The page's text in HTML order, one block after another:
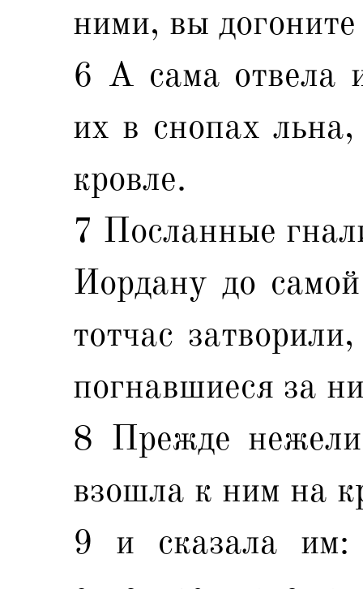
ними, вы
6 А сама отвела
их в снопах
кровле.
7 Посланные
Иордану до
тотчас
погнавшиеся за
8 Прежде
взошла к ним на
9 и сказала